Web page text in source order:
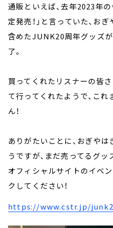
通販といえば、去年2023年の
定発売！」と言っていた、お
含めたJUNK20周年グッズ
了。
買ってくれたリスナーの皆
て行ってくれたようで、こ
ん！
ありがたいことに、おぎや
うですが、まだ売ってるグ
オフィシャルサイトのイベ
クしてください！
https://www.cstr.jp/